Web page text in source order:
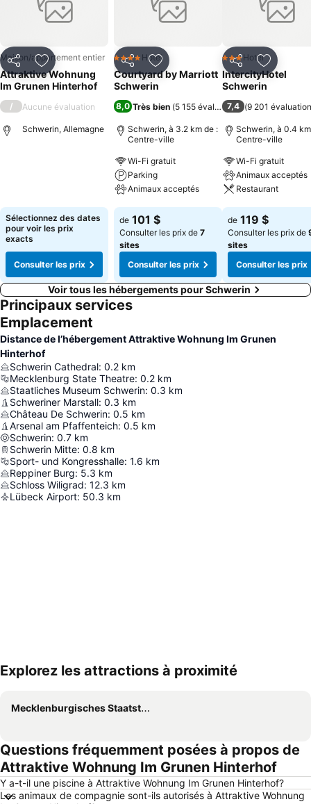
PartagerAjouter à mes favoris
Maison/appartement entier
Attraktive Wohnung
Im Grunen Hinterhof
/ Aucune évaluation
Schwerin, Allemagne
Sélectionnez des dates
pour voir les prix
exacts
Consulter les prix
PartagerAjouter à mes favoris
4 ÉtoilesHotel
Courtyard by Marriott
Schwerin
8,0 Très bien (5 155 évaluations )
Schwerin, à 3.2 km de :
Centre-ville
Wi-Fi gratuit
Parking
Animaux acceptés
Consulter les prix
de 101 $
Consulter les prix de 7
sites
Consulter les prix
PartagerAjouter
3 ÉtoilesHotel
IntercityHotel
Schwerin
7,4 (9 201
Schwerin, à 0.4
Centre-ville
Wi-Fi gratuit
Animaux acceptés
Restaurant
Consulter les
de 119 $
Consulter les prix de
sites
Consulter les prix
Voir tous les hébergements pour Schwerin
Principaux services
Emplacement
Distance de l’hébergement Attraktive Wohnung Im Grunen
Hinterhof
Schwerin Cathedral: 0.2 km
Mecklenburg State Theatre: 0.2 km
Staatliches Museum Schwerin: 0.3 km
Schweriner Marstall: 0.3 km
Château De Schwerin: 0.5 km
Arsenal am Pfaffenteich: 0.5 km
Schwerin: 0.7 km
Schwerin Mitte: 0.8 km
Sport- und Kongresshalle: 1.6 km
Reppiner Burg: 5.3 km
Schloss Wiligrad: 12.3 km
Lübeck Airport: 50.3 km
Explorez les attractions à proximité
Mecklenburgisches Staatstheater Schwerin
Questions fréquemment posées à propos de
Attraktive Wohnung Im Grunen Hinterhof
Y a-t-il une piscine à Attraktive Wohnung Im Grunen Hinterhof?
Les animaux de compagnie sont-ils autorisés à Attraktive Wohnung